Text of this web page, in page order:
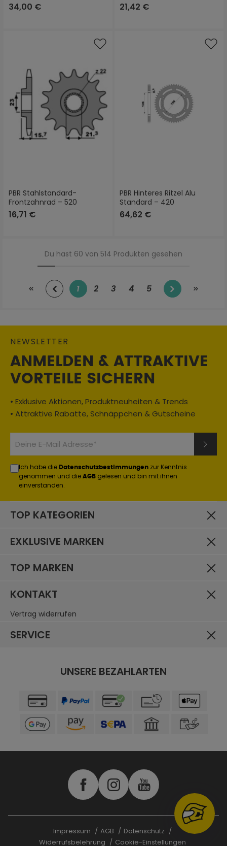
34,00 € 21,42 €
PBR Stahlstandard-
Frontzahnrad – 520
16,71 €
PBR Hinteres Ritzel Alu
Standard – 420
64,62 €
Du hast 60 von 514 Produkten gesehen
Seite
1 Seite
2 Seite
3 Seite
4 Seite
5
NEWSLETTER
ANMELDEN & ATTRAKTIVE
VORTEILE SICHERN
• Exklusive Aktionen, Produktneuheiten & Trends
• Attraktive Rabatte, Schnäppchen & Gutscheine
Ich habe die Datenschutzbestimmungen zur Kenntnis
genommen und die AGB gelesen und bin mit ihnen
einverstanden.
TOP KATEGORIEN
EXKLUSIVE MARKEN
TOP MARKEN
KONTAKT
Vertrag widerrufen
SERVICE
UNSERE BEZAHLARTEN
Impressum AGB
Datenschutz
Widerrufsbelehrung
Cookie-Einstellungen